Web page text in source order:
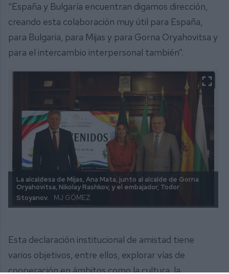
“España y Bulgaría encuentran digamos dirección,
creando esta colaboración muy útil para España,
para Bulgaria, para Mijas y para Gorna Oryahovitsa y
para el intercambio interpersonal también”.
La alcaldesa de Mijas, Ana Mata, junto al alcalde de Gorna
Oryahovitsa, Nikolay Rashkov, y el embajador, Todor
Stoyanov.
MJ GÓMEZ
Esta declaración institucional de amistad tiene
varios objetivos, entre ellos, explorar vías de
cooperación en ámbitos como la cultura, la